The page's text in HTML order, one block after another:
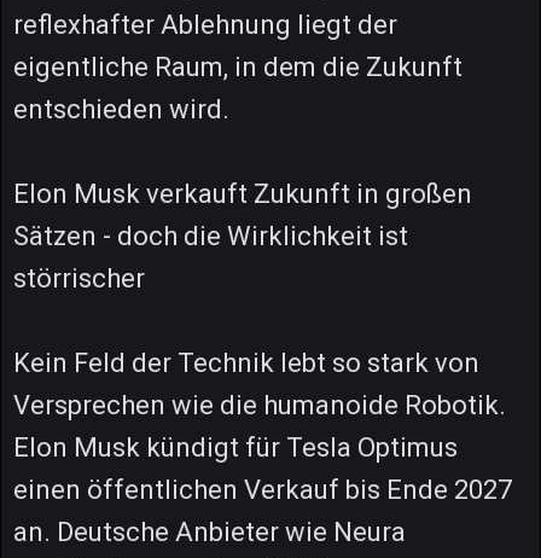
reflexhafter Ablehnung liegt der
eigentliche Raum, in dem die Zukunft
entschieden wird.
Elon Musk verkauft Zukunft in großen
Sätzen - doch die Wirklichkeit ist
störrischer
Kein Feld der Technik lebt so stark von
Versprechen wie die humanoide Robotik.
Elon Musk kündigt für Tesla Optimus
einen öffentlichen Verkauf bis Ende 2027
an. Deutsche Anbieter wie Neura